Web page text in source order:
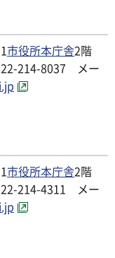
市役所本庁舎2階
214-8037 メー
市役所本庁舎2階
214-4311 メー